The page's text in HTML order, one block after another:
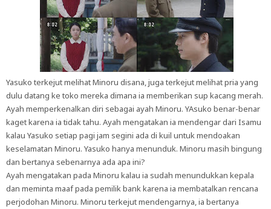
Yasuko terkejut melihat Minoru disana, juga terkejut melihat pria yang
dulu datang ke toko mereka dimana ia memberikan sup kacang merah.
Ayah memperkenalkan diri sebagai ayah Minoru. YAsuko benar-benar
kaget karena ia tidak tahu. Ayah mengatakan ia mendengar dari Isamu
kalau Yasuko setiap pagi jam segini ada di kuil untuk mendoakan
keselamatan Minoru. Yasuko hanya menunduk. Minoru masih bingung
dan bertanya sebenarnya ada apa ini?
Ayah mengatakan pada Minoru kalau ia sudah menundukkan kepala
dan meminta maaf pada pemilik bank karena ia membatalkan rencana
perjodohan Minoru. Minoru terkejut mendengarnya, ia bertanya